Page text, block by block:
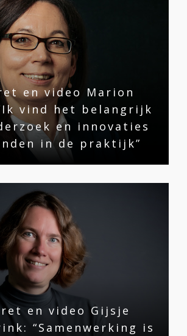
en video Marion
vind het belangrijk
en innovaties
in de praktijk”
en video Gijsje
“Samenwerking is